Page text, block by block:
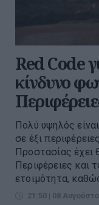
Red Code
κίνδυνο
Πολύ υψηλός
σε έξι
Προστασίας έχει
Περιφέρειες και
ετοιμότητα,
21:50 | 08